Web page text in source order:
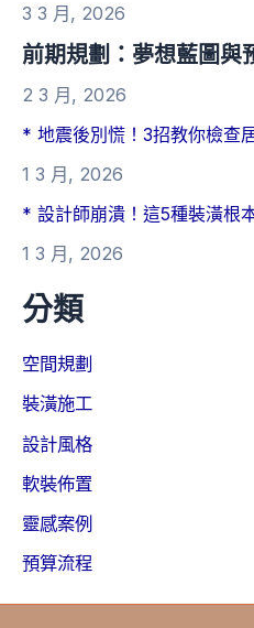
3 3 月, 2026
前期規劃：夢想藍圖與
2 3 月, 2026
* 地震後別慌！3招教你檢查
1 3 月, 2026
* 設計師崩潰！這5種裝潢根
1 3 月, 2026
分類
空間規劃
裝潢施工
設計風格
軟裝佈置
靈感案例
預算流程